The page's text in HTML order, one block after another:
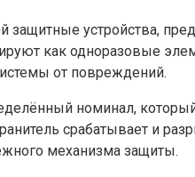
защитные устройства,
как одноразовые
от повреждений.
номинал,
срабатывает и
механизма защиты.